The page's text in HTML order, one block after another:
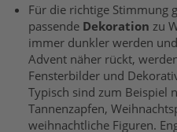
Für die richtige Stimmung
passende Dekoration zu
immer dunkler werden
Advent näher rückt,
Fensterbilder und
Typisch sind zum Beispiel
Tannenzapfen,
weihnachtliche Figuren.